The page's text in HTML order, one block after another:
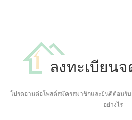
ลงทะเบียน
โปรดอ่านต่อโพสต์สมัครสมาชิกและยินดีต้อนรั
อย่างไร